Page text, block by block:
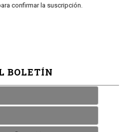
confirmar la suscripción.
BOLETÍN